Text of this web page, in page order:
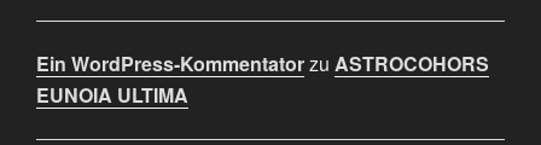
Ein WordPress-Kommentatorzu ASTROCOHORS
EUNOIA ULTIMA